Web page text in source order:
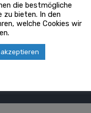
die bestmögliche
zu bieten. In den
welche Cookies wir